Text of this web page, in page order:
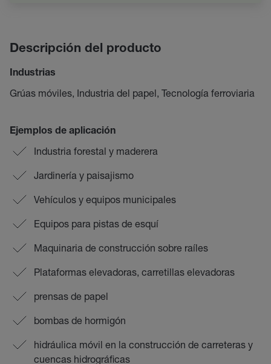
Descripción del producto
Industrias
Grúas móviles, Industria del papel, Tecnología ferroviaria
Ejemplos de aplicación
Industria forestal y maderera
Jardinería y paisajismo
Vehículos y equipos municipales
Equipos para pistas de esquí
Maquinaria de construcción sobre raíles
Plataformas elevadoras, carretillas elevadoras
prensas de papel
bombas de hormigón
hidráulica móvil en la construcción de carreteras y
cuencas hidrográficas